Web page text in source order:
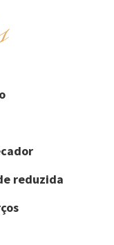
reduzida